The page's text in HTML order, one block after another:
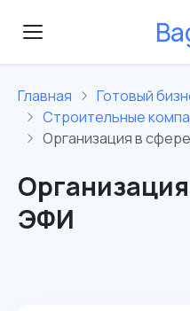
Ba
Главная
Готовый
Строительные
Организация в
ЭФИ